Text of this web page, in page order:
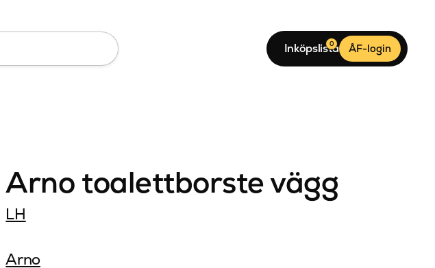
Inköpslista
0 ÅF-login
Arno toalettborste vägg
LH
Arno